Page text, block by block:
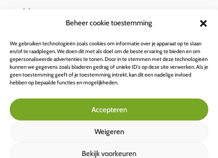
Beheer cookie toestemming
We gebruiken technologieën zoals cookies om informatie over je apparaat op te slaan
en/of te raadplegen. We doen dit met als doel om de beste ervaring te bieden en om
gepersonaliseerde advertenties te tonen. Door in te stemmen met deze technologieën
kunnen we gegevens zoals bladeren gedrag of unieke ID's op deze site verwerken. Als je
geen toestemming geeft of je toestemming intrekt, kan dit een nadelige invloed
hebben op bepaalde functies en mogelijkheden.
Accepteren
Weigeren
Bekijk voorkeuren
Adres:
Van der Hamlaan 16
BETALINGSOPTIES